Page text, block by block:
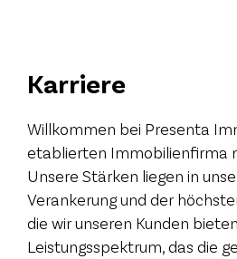
Karriere
Willkommen bei Presenta
etablierten Immobilienfirma
Unsere Stärken liegen in
Verankerung und der
die wir unseren Kunden
Leistungsspektrum, das die